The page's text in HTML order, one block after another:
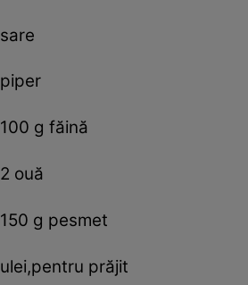
sare
piper
100 g făină
2 ouă
150 g pesmet
ulei,pentru prăjit